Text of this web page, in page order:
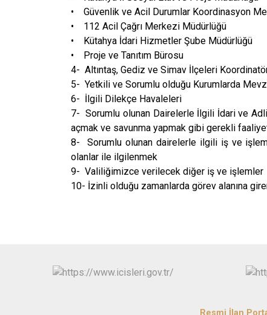
• Güvenlik ve Acil Durumlar Koordinasyon
• 112 Acil Çağrı Merkezi Müdürlüğü
• Kütahya İdari Hizmetler Şube Müdürlüğü
• Proje ve Tanıtım Bürosu
4- Altıntaş, Gediz ve Simav İlçeleri
5- Yetkili ve Sorumlu olduğu Kurumlarda
6- İlgili Dilekçe Havaleleri
7- Sorumlu olunan Dairelerle İlgili İdari ve
açmak ve savunma yapmak gibi gerekli
8- Sorumlu olunan dairelerle ilgili iş ve
olanlar ile ilgilenmek
9- Valiliğimizce verilecek diğer iş ve işlemler
10- İzinli olduğu zamanlarda görev alanına
Resmi İlan